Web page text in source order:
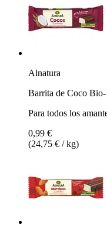
Alnatura
Barrita de Coco
Para todos los
0,99 €
(24,75 € / kg)